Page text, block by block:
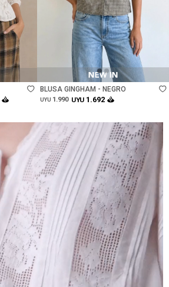
Talle
BLUSA GINGHAM - NEGRO
UYU 1.990 UYU 1.692